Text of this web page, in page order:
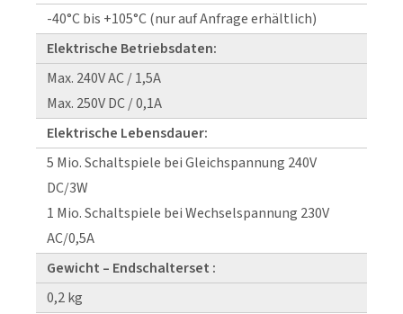
-40°C bis +105°C (nur auf Anfrage erhältlich)
Elektrische Betriebsdaten:
Max. 240V AC / 1,5A
Max. 250V DC / 0,1A
Elektrische Lebensdauer:
5 Mio. Schaltspiele bei Gleichspannung 240V
DC/3W
1 Mio. Schaltspiele bei Wechselspannung 230V
AC/0,5A
Gewicht – Endschalterset :
0,2 kg